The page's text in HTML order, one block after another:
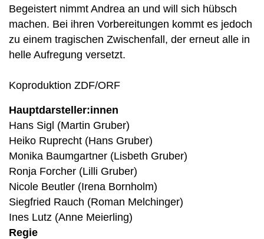
Begeistert nimmt Andrea an und will sich hübsch
machen. Bei ihren Vorbereitungen kommt es jedoch
zu einem tragischen Zwischenfall, der erneut alle in
helle Aufregung versetzt.
Koproduktion ZDF/ORF
Hauptdarsteller:innen
Hans Sigl (Martin Gruber)
Heiko Ruprecht (Hans Gruber)
Monika Baumgartner (Lisbeth Gruber)
Ronja Forcher (Lilli Gruber)
Nicole Beutler (Irena Bornholm)
Siegfried Rauch (Roman Melchinger)
Ines Lutz (Anne Meierling)
Regie